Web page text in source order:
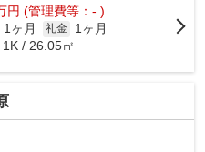
円 (管理費等：- )
1ヶ月 礼金
1ヶ月
/ 26.05㎡